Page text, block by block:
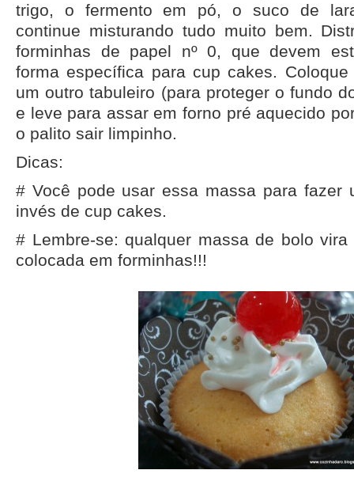
trigo, o fermento em pó, o suco de
continue misturando tudo muito bem.
forminhas de papel nº 0, que devem
forma específica para cup cakes.
um outro tabuleiro (para proteger o fundo
e leve para assar em forno pré aquecido
o palito sair limpinho.
Dicas:
# Você pode usar essa massa para fazer
invés de cup cakes.
# Lembre-se: qualquer massa de bolo
colocada em forminhas!!!